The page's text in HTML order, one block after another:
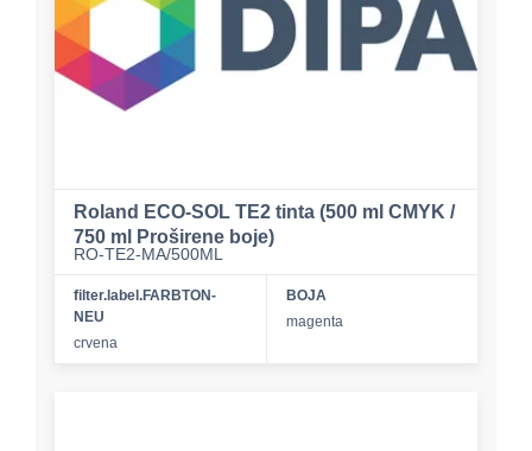
Roland ECO-SOL TE2 tinta (500 ml CMYK /
750 ml Proširene boje)
RO-TE2-MA/500ML
filter.label.FARBTON-
NEU
crvena
BOJA
magenta